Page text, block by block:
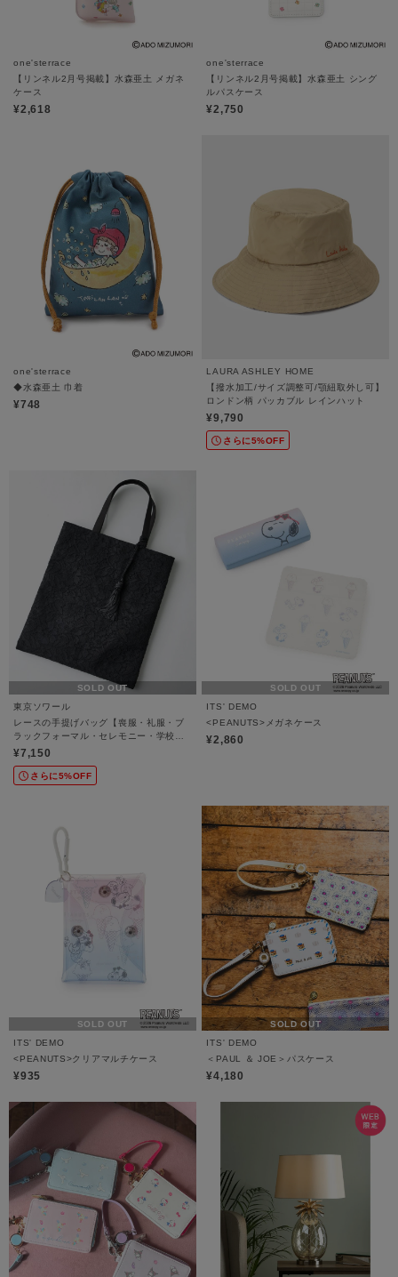
one'sterrace
【リンネル2月号掲載】水森亜土 メガネ
ケース
¥2,618
one'sterrace
【リンネル2月号掲載】水森亜土 シング
ルパスケース
¥2,750
one'sterrace
◆水森亜土 巾着
¥748
LAURA ASHLEY HOME
【撥水加工/サイズ調整可/顎紐取外し可】
ロンドン柄 パッカブル レインハット
¥9,790
さらに5%OFF
SOLD OUT
東京ソワール
レースの手提げバッグ【喪服・礼服・ブ
ラックフォーマル・セレモニー・学校行
事】
¥7,150
さらに5%OFF
SOLD OUT
ITS' DEMO
<PEANUTS>メガネケース
¥2,860
SOLD OUT
ITS' DEMO
<PEANUTS>クリアマルチケース
¥935
SOLD OUT
ITS' DEMO
＜PAUL ＆ JOE＞パスケース
¥4,180